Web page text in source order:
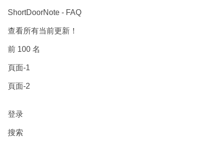
ShortDoorNote - FAQ
查看所有当前更新！
前 100 名
頁面-1
頁面-2
登录
搜索